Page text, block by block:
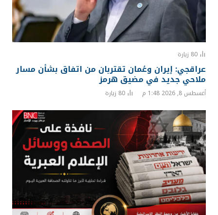
80 زيارة
عراقجي: إيران وعُمان تقتربان من اتفاق بشأن مسار
ملاحي جديد في مضيق هرمز
أغسطس 8, 2026 1:48 م 80 زيارة